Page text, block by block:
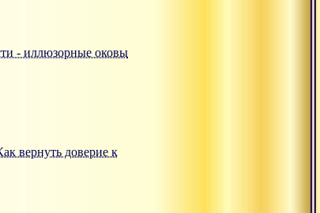
- иллюзорные оковы
вернуть доверие к